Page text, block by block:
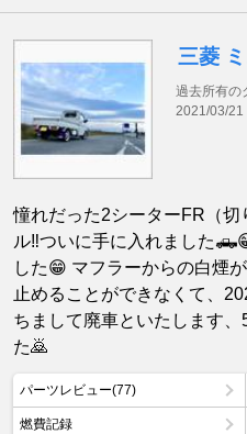
三菱
過去所有の
2021/03/21
憧れだった2シーターFR（
ル‼︎ついに手に入れました
した😁 マフラーからの白煙
止めることができなくて、
ちまして廃車といたします
た🙇
パーツレビュー(77)
燃費記録